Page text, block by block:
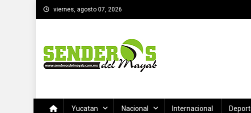
Saltar
al
viernes, agosto 07, 2026
Yucatan Nacional Internacional